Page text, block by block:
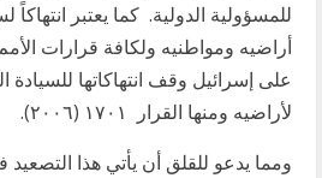
للمسؤولية الدولية. كما يعتبر انتهاكاً
أراضيه ومواطنيه ولكافة قرارات
على إسرائيل وقف انتهاكاتها للسيادة
لأراضيه ومنها القرار ١٧٠١ (٢٠٠٦).
ومما يدعو للقلق أن يأتي هذا